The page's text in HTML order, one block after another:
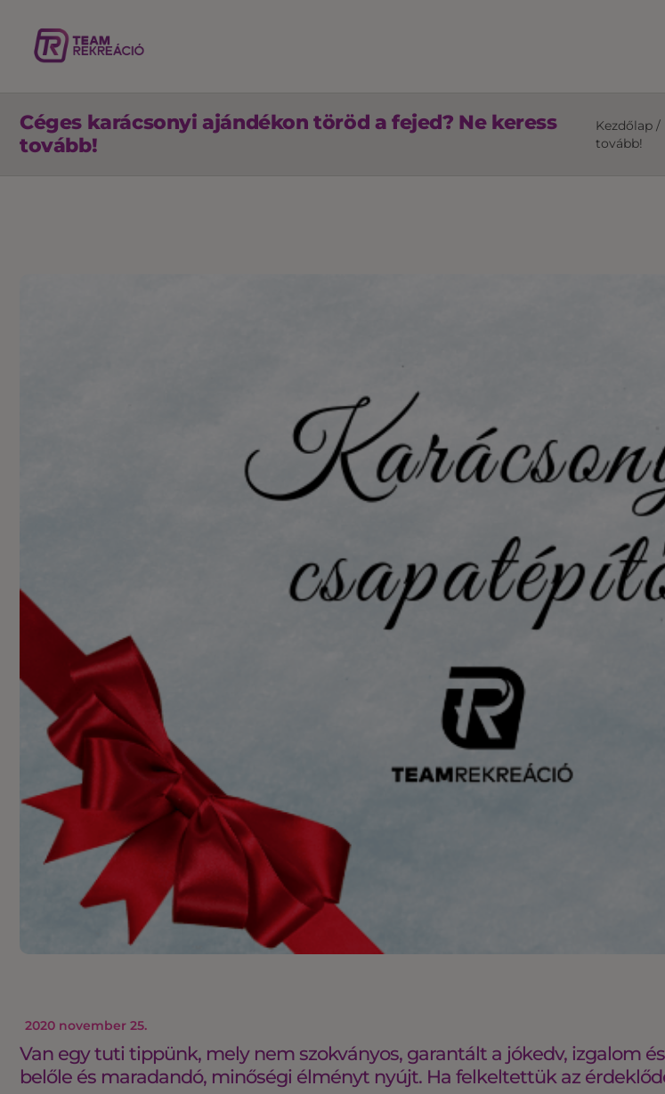
Céges karácsonyi ajándékon töröd a fejed? Ne keress
tovább!
Kezdőlap /
tovább!
2020 november 25.
Van egy tuti tippünk, mely nem szokványos, garantált a jókedv, izgalom
belőle és maradandó, minőségi élményt nyújt. Ha felkeltettük az